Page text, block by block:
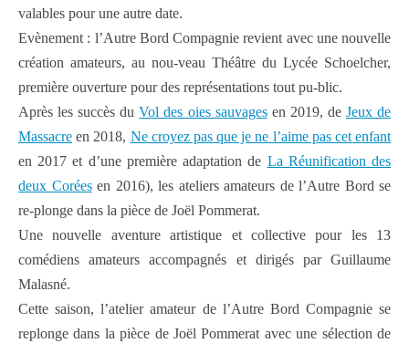
valables pour une autre date.
Evènement : l’Autre Bord Compagnie revient avec une nouvelle
création amateurs, au nou-veau Théâtre du Lycée Schoelcher,
première ouverture pour des représentations tout pu-blic.
Après les succès duVol des oies sauvagesen 2019, de Jeux de
Massacre en 2018, Ne croyez pas que je ne l’aime pas cet enfant
en 2017 et d’une première adaptation de La Réunification des
deux Coréesen 2016), les ateliers amateurs de l’Autre Bord se
re-plonge dans la pièce de Joël Pommerat.
Une nouvelle aventure artistique et collective pour les 13
comédiens amateurs accompagnés et dirigés par Guillaume
Malasné.
Cette saison, l’atelier amateur de l’Autre Bord Compagnie se
replonge dans la pièce de Joël Pommerat avec une sélection de